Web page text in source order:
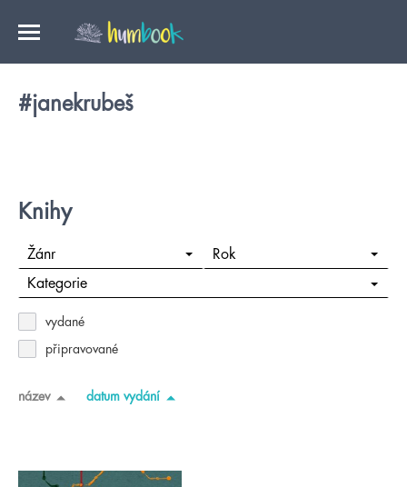
#janekrubeš
Knihy
Žánr Rok
Kategorie
vydané
připravované
název datum vydání